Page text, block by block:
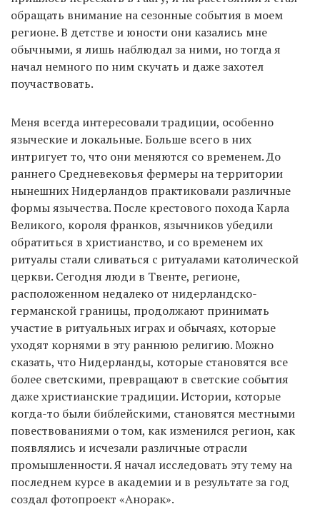
обращать внимание на сезонные события в моем
регионе. В детстве и юности они казались мне
обычными, я лишь наблюдал за ними, но тогда я
начал немного по ним скучать и даже захотел
поучаствовать.
Меня всегда интересовали традиции, особенно
языческие и локальные. Больше всего в них
интригует то, что они меняются со временем. До
раннего Средневековья фермеры на территории
нынешних Нидерландов практиковали различные
формы язычества. После крестового похода Карла
Великого, короля франков, язычников убедили
обратиться в христианство, и со временем их
ритуалы стали сливаться с ритуалами католической
церкви. Сегодня люди в Твенте, регионе,
расположенном недалеко от нидерландско-
германской границы, продолжают принимать
участие в ритуальных играх и обычаях, которые
уходят корнями в эту раннюю религию. Можно
сказать, что Нидерланды, которые становятся все
более светскими, превращают в светские события
даже христианские традиции. Истории, которые
когда-то были библейскими, становятся местными
повествованиями о том, как изменился регион, как
появлялись и исчезали различные отрасли
промышленности. Я начал исследовать эту тему на
последнем курсе в академии и в результате за год
создал фотопроект «Анорак».